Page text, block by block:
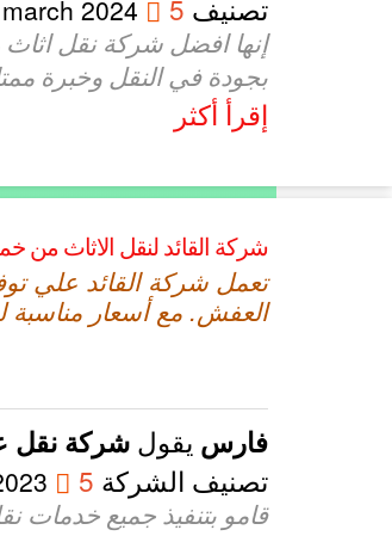
تصنيف 5
2024
إنها افضل شركة نقل اثاث
بجودة في النقل وخبرة
إقرأ أكثر
شركة القائد لنقل الاثاث
تعمل شركة القائد علي
العفش. مع أسعار
فارس يقولشركة نقل
تصنيف الشركة 5
قامو بتنفيذ جميع خدمات